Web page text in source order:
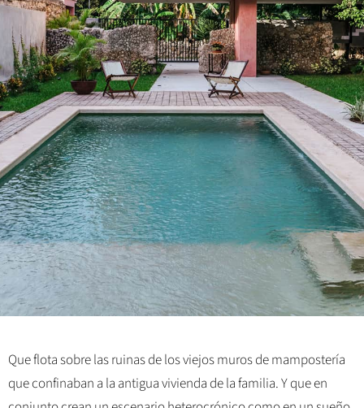
Que flota sobre las ruinas de los viejos muros de mampostería
que confinaban a la antigua vivienda de la familia. Y que en